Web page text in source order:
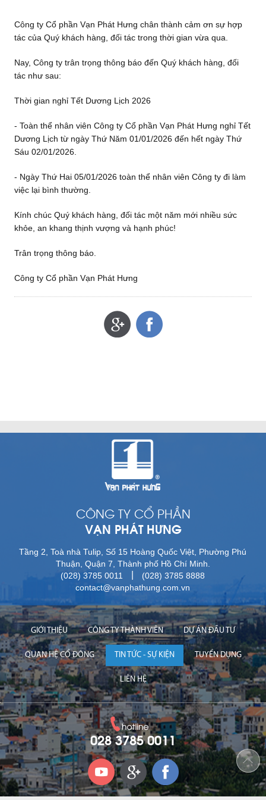
Công ty Cổ phần Vạn Phát Hưng chân thành cảm ơn sự hợp
tác của Quý khách hàng, đối tác trong thời gian vừa qua.
Nay, Công ty trân trọng thông báo đến Quý khách hàng, đối
tác như sau:
Thời gian nghỉ Tết Dương Lịch 2026
- Toàn thể nhân viên Công ty Cổ phần Vạn Phát Hưng nghỉ Tết
Dương Lịch từ ngày Thứ Năm 01/01/2026 đến hết ngày Thứ
Sáu 02/01/2026.
- Ngày Thứ Hai 05/01/2026 toàn thể nhân viên Công ty đi làm
việc lại bình thường.
Kính chúc Quý khách hàng, đối tác một năm mới nhiều sức
khỏe, an khang thịnh vượng và hạnh phúc!
Trân trọng thông báo.
Công ty Cổ phần Vạn Phát Hưng
CÔNG TY CỔ PHẦN
VẠN PHÁT HƯNG
Tầng 2, Toà nhà Tulip, Số 15 Hoàng Quốc Việt, Phường Phú
Thuận, Quận 7, Thành phố Hồ Chí Minh.
(028) 3785 0011
(028) 3785 8888
contact@vanphathung.com.vn
GIỚI THIỆU CÔNG TY THÀNH VIÊN DỰ ÁN ĐẦU TƯ
QUAN HỆ CỔ ĐÔNG TIN TỨC - SỰ KIỆN TUYỂN DỤNG
LIÊN HỆ
028 3785 0011